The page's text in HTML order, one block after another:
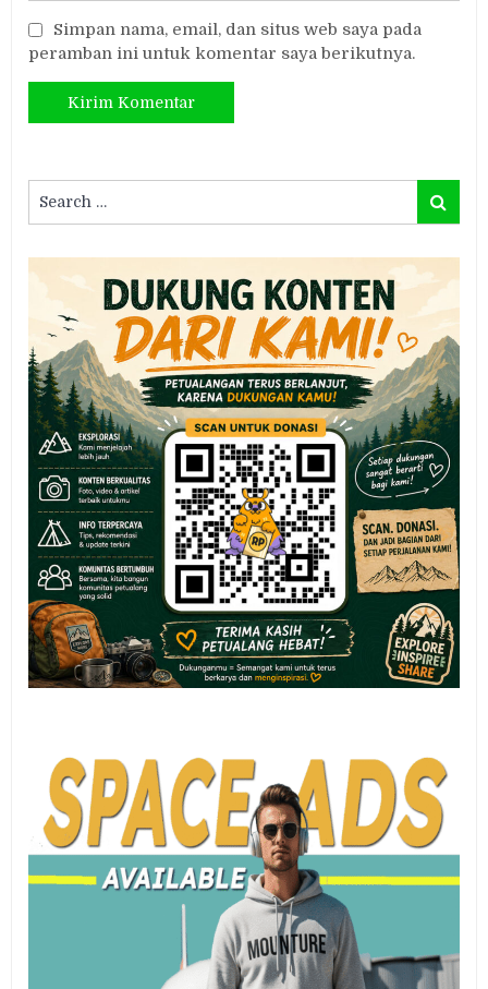
Simpan nama, email, dan situs web saya pada
peramban ini untuk komentar saya berikutnya.
for:
Search